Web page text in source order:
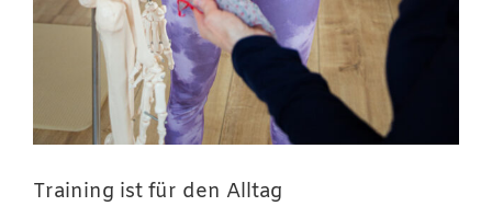
Training ist für den Alltag